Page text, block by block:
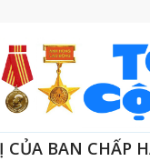
BAN CHẤP